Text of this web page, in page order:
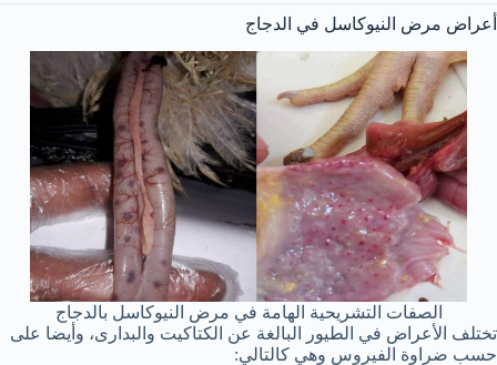
أعراض مرض النيوكاسل في الدجاج
الصفات التشريحية الهامة في مرض النيوكاسل بالدجاج
تختلف الأعراض في الطيور البالغة عن الكتاكيت والبدارى، وأيضا على
حسب ضراوة الفيروس وهي كالتالي: